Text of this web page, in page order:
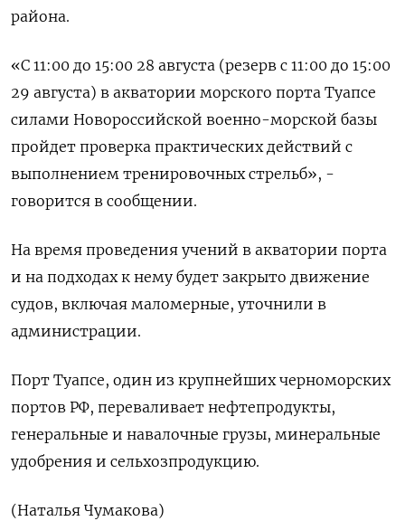
района.
«С 11:00 до 15:00 28 августа (резерв с 11:00 до 15:00
29 августа) в акватории морского порта Туапсе
силами Новороссийской военно-морской базы
пройдет проверка практических действий с
выполнением тренировочных стрельб», -
говорится в сообщении.
На время проведения учений в акватории порта
и на подходах к нему будет закрыто движение
судов, включая маломерные, уточнили в
администрации.
Порт Туапсе, один из крупнейших черноморских
портов РФ, переваливает нефтепродукты,
генеральные и навалочные грузы, минеральные
удобрения и сельхозпродукцию.
(Наталья Чумакова)